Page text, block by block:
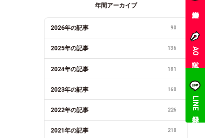
年間アーカイブ
2026年の記事 90
2025年の記事 136
2024年の記事 181
2023年の記事 160
2022年の記事 226
2021年の記事 218
AO入試
LINE登録